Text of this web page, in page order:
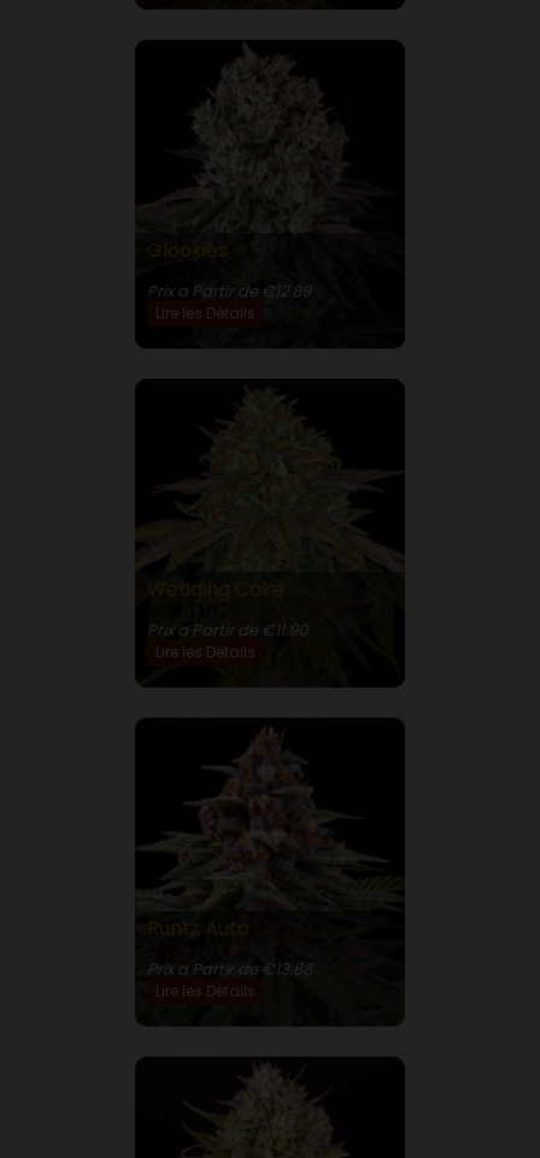
Glookies
Prix a Partir de €12.89
Lire les Détails
Wedding Cake
Prix a Partir de €11.90
Lire les Détails
Runtz Auto
Prix a Partir de €13.88
Lire les Détails